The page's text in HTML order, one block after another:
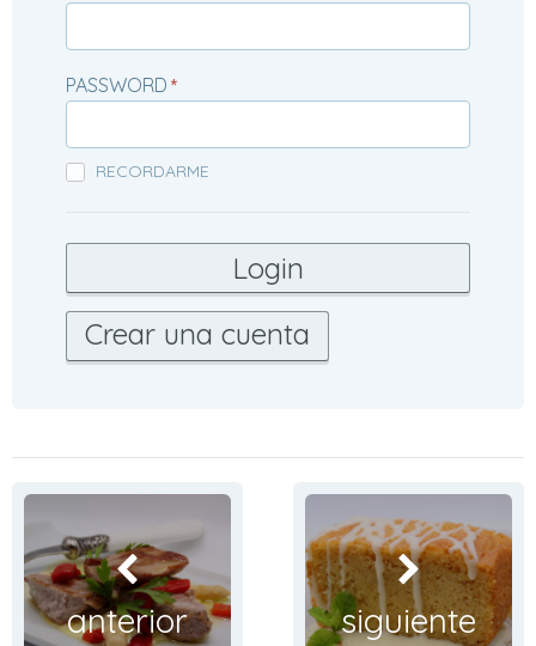
PASSWORD *
RECORDARME
Crear una cuenta
anterior siguiente